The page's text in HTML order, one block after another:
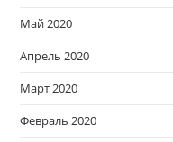
Май 2020
Апрель 2020
Март 2020
Февраль 2020